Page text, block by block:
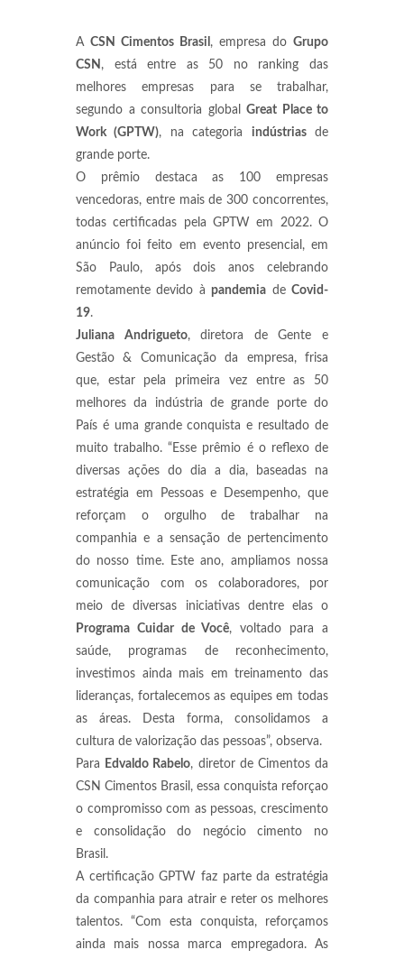
A CSN Cimentos Brasil , empresa do Grupo
CSN , está entre as 50 no ranking das
melhores empresas para se trabalhar,
segundo a consultoria global Great Place to
Work (GPTW), na categoria indústriasde
grande porte.
O prêmio destaca as 100 empresas
vencedoras, entre mais de 300 concorrentes,
todas certificadas pela GPTW em 2022. O
anúncio foi feito em evento presencial, em
São Paulo, após dois anos celebrando
remotamente devido àpandemia deCovid-
19.
Juliana Andrigueto, diretora de Gente e
Gestão & Comunicação da empresa, frisa
que, estar pela primeira vez entre as 50
melhores da indústria de grande porte do
País é uma grande conquista e resultado de
muito trabalho. “Esse prêmio é o reflexo de
diversas ações do dia a dia, baseadas na
estratégia em Pessoas e Desempenho, que
reforçam o orgulho de trabalhar na
companhia e a sensação de pertencimento
do nosso time. Este ano, ampliamos nossa
comunicação com os colaboradores, por
meio de diversas iniciativas dentre elas o
Programa Cuidar de Você, voltado para a
saúde, programas de reconhecimento,
investimos ainda mais em treinamento das
lideranças, fortalecemos as equipes em todas
as áreas. Desta forma, consolidamos a
cultura de valorização das pessoas”, observa.
Para
Edvaldo Rabelo, diretor de Cimentos da
CSN Cimentos Brasil, essa conquista reforçao
o compromisso com as pessoas, crescimento
e consolidação do negócio cimento no
Brasil.
A certificação GPTW faz parte da estratégia
da companhia para atrair e reter os melhores
talentos. “Com esta conquista, reforçamos
ainda mais nossa marca empregadora. As